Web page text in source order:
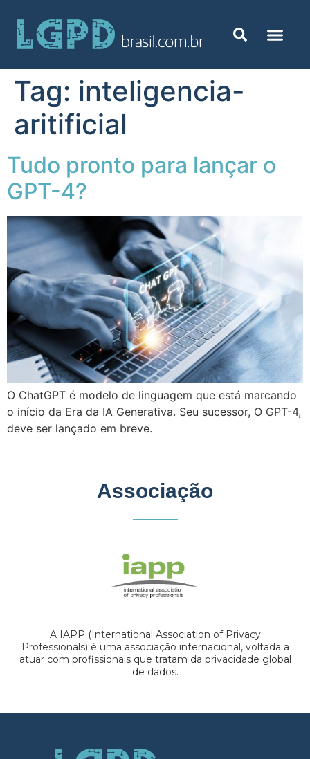
Tag: inteligencia-
aritificial
Tudo pronto para lançar o
GPT-4?
O ChatGPT é modelo de linguagem que está marcando
o início da Era da IA Generativa. Seu sucessor, O GPT-4,
deve ser lançado em breve.
Associação
A IAPP (International Association of Privacy
Professionals) é uma associação internacional, voltada a
atuar com profissionais que tratam da privacidade global
de dados.